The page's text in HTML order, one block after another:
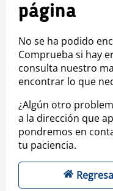
página
No se ha podido
Comprueba si hay
consulta nuestro
encontrar lo que
¿Algún otro
a la dirección que
pondremos en
tu paciencia.